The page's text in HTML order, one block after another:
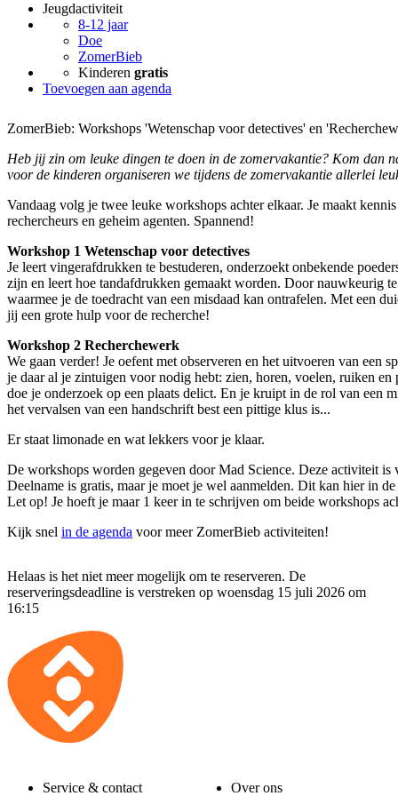
Jeugdactiviteit
8-12 jaar
Doe
ZomerBieb
Kinderen gratis
Toevoegen aan agenda
ZomerBieb: Workshops 'Wetenschap voor detectives' en
Heb jij zin om leuke dingen te doen in de zomervakantie? Kom dan
voor de kinderen organiseren we tijdens de zomervakantie allerlei
Vandaag volg je twee leuke workshops achter elkaar. Je maakt
rechercheurs en geheim agenten. Spannend!
Workshop 1 Wetenschap voor detectives
Je leert vingerafdrukken te bestuderen, onderzoekt onbekende
zijn en leert hoe tandafdrukken gemaakt worden. Door nauwkeurig
waarmee je de toedracht van een misdaad kan ontrafelen. Met een
jij een grote hulp voor de recherche!
Workshop 2 Recherchewerk
We gaan verder! Je oefent met observeren en het uitvoeren van een
je daar al je zintuigen voor nodig hebt: zien, horen, voelen, ruiken en
doe je onderzoek op een plaats delict. En je kruipt in de rol van een
het vervalsen van een handschrift best een pittige klus is...
Er staat limonade en wat lekkers voor je klaar.
De workshops worden gegeven door Mad Science. Deze activiteit is
Deelname is gratis, maar je moet je wel aanmelden. Dit kan hier in
Let op! Je hoeft je maar 1 keer in te schrijven om beide workshops
Kijk snel in de agenda voor meer ZomerBieb activiteiten!
Helaas is het niet meer mogelijk om te reserveren. De
reserveringsdeadline is verstreken op woensdag 15 juli 2026 om
16:15
Service & contact Over ons